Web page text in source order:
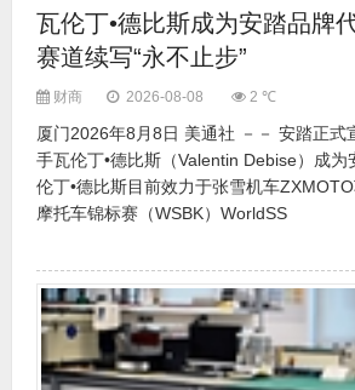
瓦伦丁•德比斯成为安踏品牌
赛道续写“永不止步”
财商 2026-08-08 2 ℃
厦门2026年8月8日 美通社 －－ 安踏正式
手瓦伦丁•德比斯（Valentin Debise）成
伦丁•德比斯目前效力于张雪机车
摩托车锦标赛（WSBK）WorldSS